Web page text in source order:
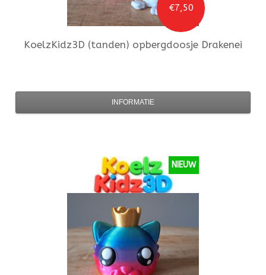
€7,50
KoelzKidz3D (tanden) opbergdoosje Drakenei
INFORMATIE
NIEUW